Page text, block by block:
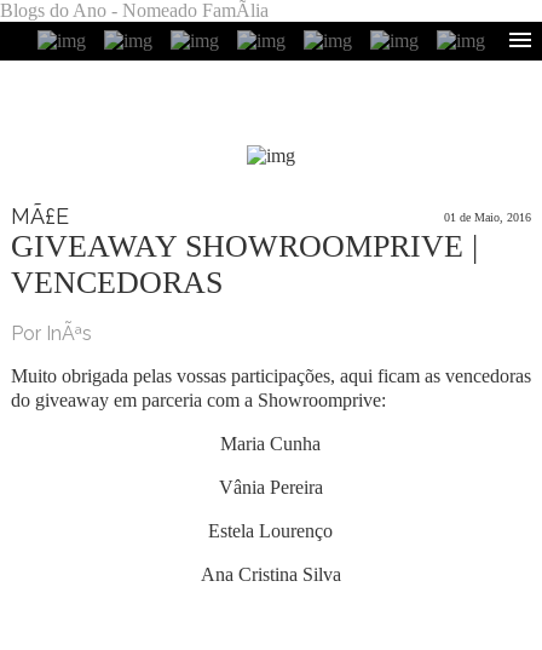
Blogs do Ano - Nomeado FamÃ­lia
MÃ£E 01 de Maio, 2016
GIVEAWAY SHOWROOMPRIVE |
VENCEDORAS
Por InÃªs
Muito obrigada pelas vossas participações, aqui ficam as vencedoras
do giveaway em parceria com a Showroomprive:
Maria Cunha
Vânia Pereira
Estela Lourenço
Ana Cristina Silva